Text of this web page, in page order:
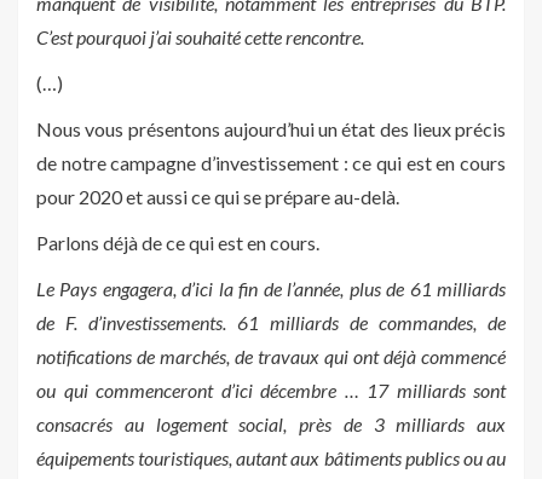
C’est pourquoi j’ai souhaité cette rencontre.
(…)
Nous vous présentons aujourd’hui un état des lieux précis
de notre campagne d’investissement : ce qui est en cours
pour 2020 et aussi ce qui se prépare au-delà.
Parlons déjà de ce qui est en cours.
Le Pays engagera, d’ici la fin de l’année, plus de 61 milliards
de F. d’investissements. 61 milliards de commandes, de
notifications de marchés, de travaux qui ont déjà commencé
ou qui commenceront d’ici décembre … 17 milliards sont
consacrés au logement social, près de 3 milliards aux
équipements touristiques, autant aux bâtiments publics ou au